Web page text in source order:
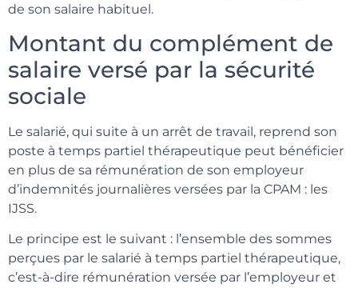
de son salaire habituel.
Montant du complément de
salaire versé par la sécurité
sociale
Le salarié, qui suite à un arrêt de travail, reprend son
poste à temps partiel thérapeutique peut bénéficier
en plus de sa rémunération de son employeur
d’indemnités journalières versées par la CPAM : les
IJSS.
Le principe est le suivant : l’ensemble des sommes
perçues par le salarié à temps partiel thérapeutique,
c’est-à-dire rémunération versée par l’employeur et